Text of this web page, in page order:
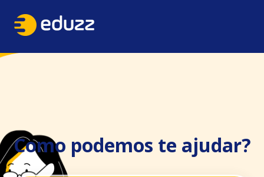
Como podemos te ajudar?